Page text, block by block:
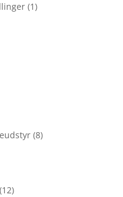
(1)
(8)
(12)